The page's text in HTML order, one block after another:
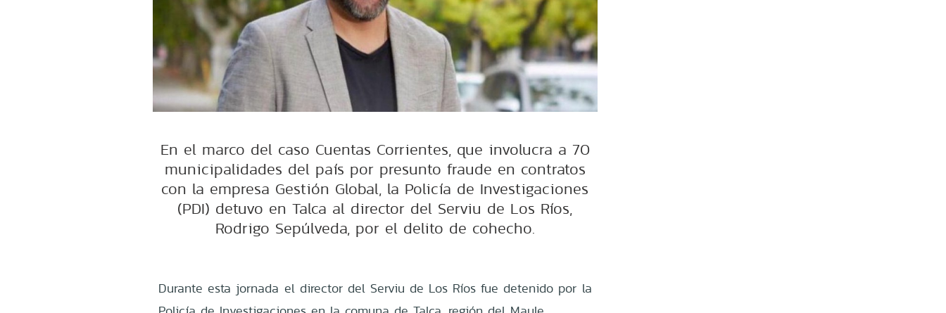
En el marco del caso Cuentas Corrientes, que involucra a 70
municipalidades del país por presunto fraude en contratos
con la empresa Gestión Global, la Policía de Investigaciones
(PDI) detuvo en Talca al director del Serviu de Los Ríos,
Rodrigo Sepúlveda, por el delito de cohecho.
Durante esta jornada el director del Serviu de Los Ríos fue detenido por la